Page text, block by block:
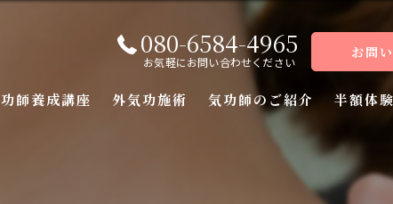
080-6584-4965
お気軽にお問い合わせください
お問
師養成講座 外気功施術 気功師のご紹介 半額体